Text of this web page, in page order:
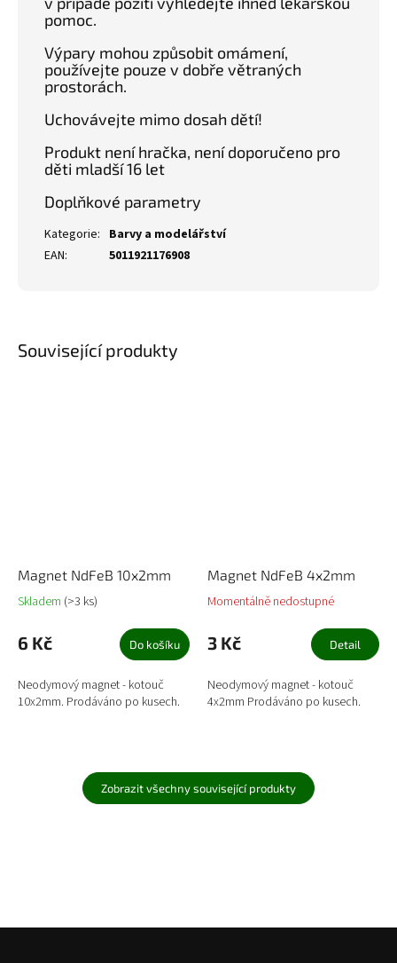
Související produkty
Magnet NdFeB 10x2mm
Skladem (>3 ks)
6 Kč Do košíku
Neodymový magnet - kotouč
10x2mm. Prodáváno po kusech.
Magnet NdFeB 4x2mm
Momentálně nedostupné
3 Kč Detail
Neodymový magnet - kotouč
4x2mm Prodáváno po kusech.
Zobrazit všechny související produkty
pomoc.
Výpary mohou způsobit omámení,
používejte pouze v dobře větraných
prostorách.
Uchovávejte mimo dosah dětí!
Produkt není hračka, není doporučeno pro
děti mladší 16 let
Doplňkové parametry
Kategorie: Barvy a modelářství
EAN: 5011921176908